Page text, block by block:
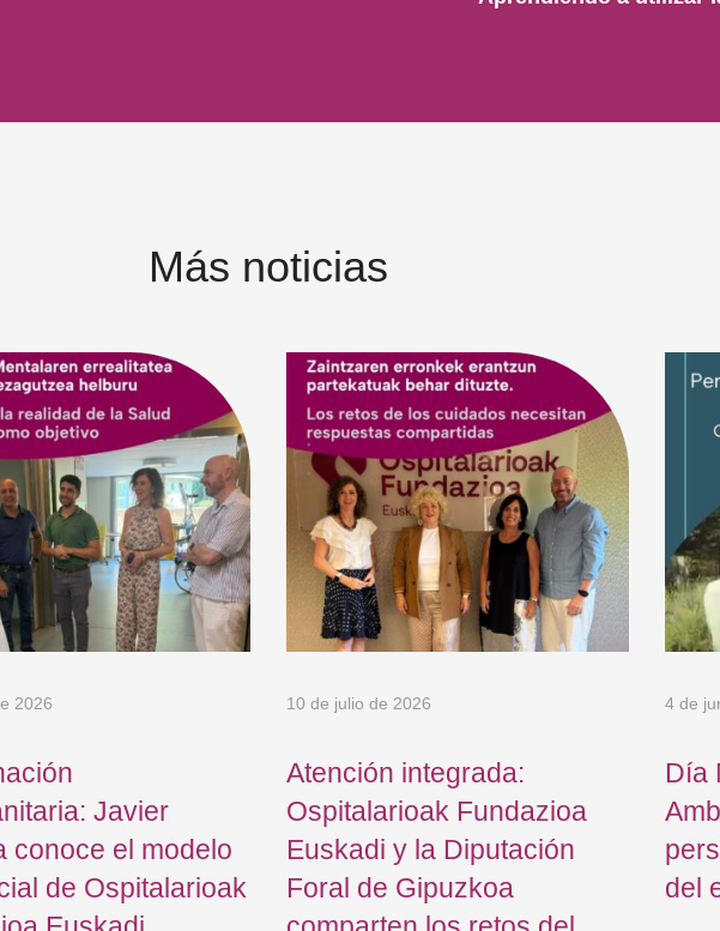
Más noticias
2026
Javier
conoce el modelo
de Ospitalarioak
10 de julio de 2026
Atención integrada:
Ospitalarioak Fundazioa
Euskadi y la Diputación
Foral de Gipuzkoa
4 de
Día
del